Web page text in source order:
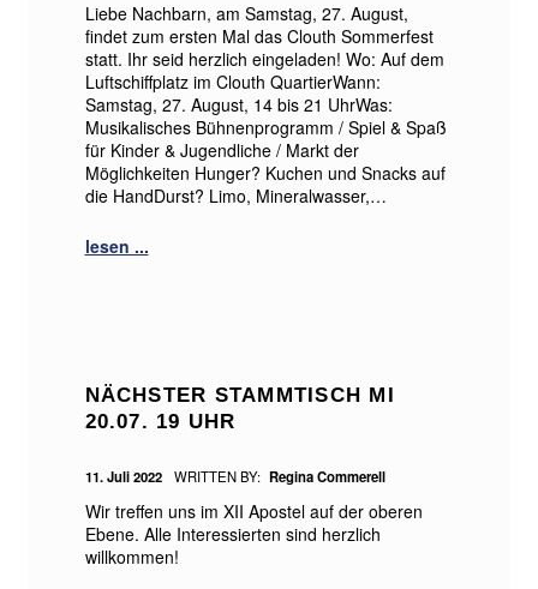
Liebe Nachbarn, am Samstag, 27. August,
findet zum ersten Mal das Clouth Sommerfest
statt. Ihr seid herzlich eingeladen! Wo: Auf dem
Luftschiffplatz im Clouth QuartierWann:
Samstag, 27. August, 14 bis 21 UhrWas:
Musikalisches Bühnenprogramm / Spiel & Spaß
für Kinder & Jugendliche / Markt der
Möglichkeiten Hunger? Kuchen und Snacks auf
die HandDurst? Limo, Mineralwasser,…
NÄCHSTER STAMMTISCH MI
20.07. 19 UHR
11. Juli 2022 WRITTEN BY: Regina Commerell
Wir treffen uns im XII Apostel auf der oberen
Ebene. Alle Interessierten sind herzlich
willkommen!